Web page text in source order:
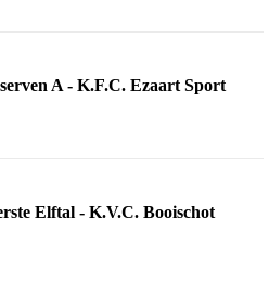
A - K.F.C. Ezaart Sport
Elftal - K.V.C. Booischot